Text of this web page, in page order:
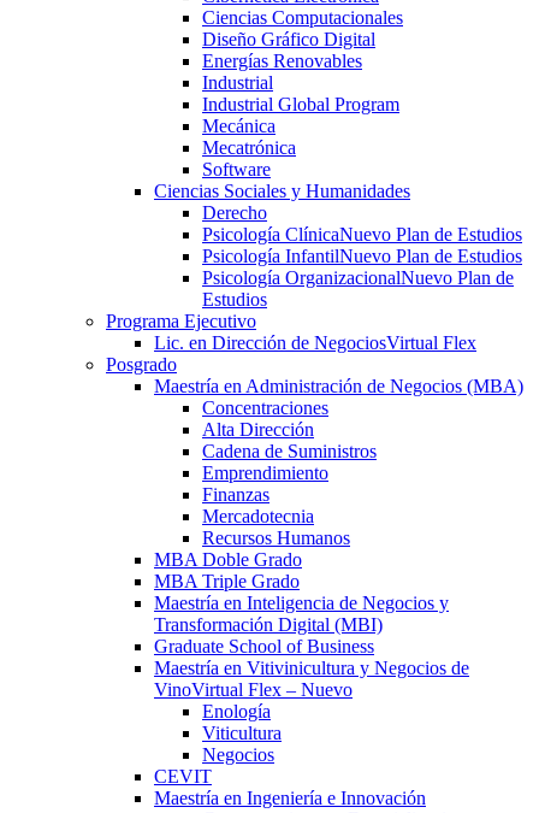
Ciencias Computacionales
Diseño Gráfico Digital
Energías Renovables
Industrial
Industrial Global Program
Mecánica
Mecatrónica
Software
Ciencias Sociales y Humanidades
Derecho
Psicología ClínicaNuevo Plan de Estudios
Psicología InfantilNuevo Plan de Estudios
Psicología OrganizacionalNuevo Plan de
Estudios
Programa Ejecutivo
Lic. en Dirección de NegociosVirtual Flex
Posgrado
Maestría en Administración de Negocios (MBA)
Concentraciones
Alta Dirección
Cadena de Suministros
Emprendimiento
Finanzas
Mercadotecnia
Recursos Humanos
MBA Doble Grado
MBA Triple Grado
Maestría en Inteligencia de Negocios y
Transformación Digital (MBI)
Graduate School of Business
Maestría en Vitivinicultura y Negocios de
VinoVirtual Flex – Nuevo
Enología
Viticultura
Negocios
CEVIT
Maestría en Ingeniería e Innovación